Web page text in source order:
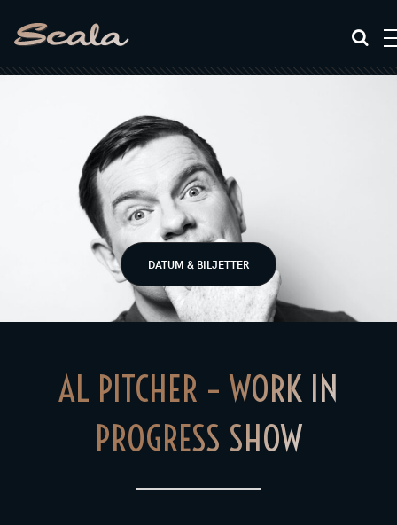
DATUM & BILJETTER
AL PITCHER – WORK IN
PROGRESS SHOW